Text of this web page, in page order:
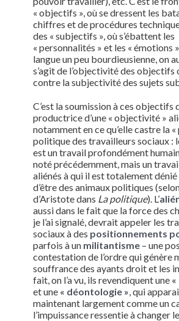
« objectifs », où se dressent les
chiffres et de procédures
des « subjectifs », où s’ébattent les
« personnalités » et les « émotions
langue un peu bourdieusienne, on
s’agit de l’objectivité des
contre la subjectivité des sujets
C’est la soumission à ces objectifs
productrice d’une « objectivité »
notamment en ce qu’elle castre la
politique des travailleurs sociaux :
est un travail profondément
noté précédemment, mais un
aliénés à qui il est totalement
d’être des animaux politiques
d’Aristote dans La politique). L’
aussi dans le fait que la force des
je l’ai signalé, devrait appeler les
sociaux à des positionnements
parfois à un militantisme– une
contestation de l’ordre qui génère
souffrance des ayants droit et les
fait, on l’a vu, ils revendiquent une
et une « déontologie » , qui
maintenant largement comme un
l’impuissance ressentie à changer